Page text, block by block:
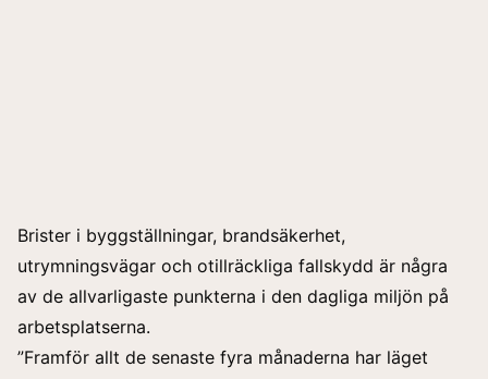
Brister i byggställningar, brandsäkerhet,
utrymningsvägar och otillräckliga fallskydd är några
av de allvarligaste punkterna i den dagliga miljön på
arbetsplatserna.
”Framför allt de senaste fyra månaderna har läget